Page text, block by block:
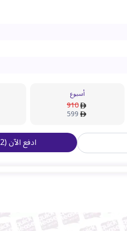
أسبوع
910
599
ادفع الآن(
2